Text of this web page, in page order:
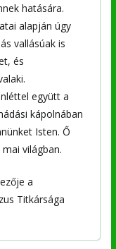
hatására.
alapján úgy
vallásúak is
és
együtt a
kápolnában
Isten. Ő
világban.
a
Titkársága